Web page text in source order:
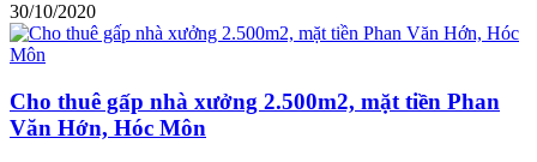
30/10/2020
Cho thuê gấp nhà xưởng 2.500m2, mặt tiền Phan
Văn Hớn, Hóc Môn